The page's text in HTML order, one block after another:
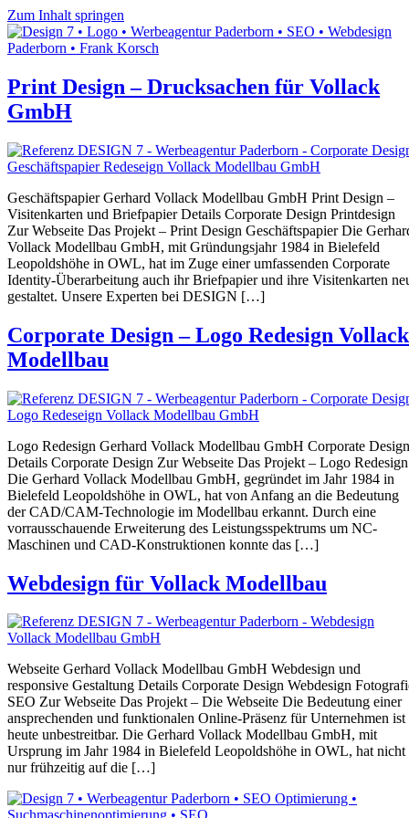
Zum Inhalt springen
Print Design – Drucksachen für Vollack
GmbH
Geschäftspapier Gerhard Vollack Modellbau GmbH Print Design –
Visitenkarten und Briefpapier Details Corporate Design Printdesign
Zur Webseite Das Projekt – Print Design Geschäftspapier Die
Vollack Modellbau GmbH, mit Gründungsjahr 1984 in Bielefeld
Leopoldshöhe in OWL, hat im Zuge einer umfassenden Corporate
Identity-Überarbeitung auch ihr Briefpapier und ihre Visitenkarten
gestaltet. Unsere Experten bei DESIGN […]
Corporate Design – Logo Redesign Vollack
Modellbau
Logo Redesign Gerhard Vollack Modellbau GmbH Corporate Design
Details Corporate Design Zur Webseite Das Projekt – Logo Redesign
Die Gerhard Vollack Modellbau GmbH, gegründet im Jahr 1984 in
Bielefeld Leopoldshöhe in OWL, hat von Anfang an die Bedeutung
der CAD/CAM-Technologie im Modellbau erkannt. Durch eine
vorrausschauende Erweiterung des Leistungsspektrums um NC-
Maschinen und CAD-Konstruktionen konnte das […]
Webdesign für Vollack Modellbau
Webseite Gerhard Vollack Modellbau GmbH Webdesign und
responsive Gestaltung Details Corporate Design Webdesign
SEO Zur Webseite Das Projekt – Die Webseite Die Bedeutung einer
ansprechenden und funktionalen Online-Präsenz für Unternehmen ist
heute unbestreitbar. Die Gerhard Vollack Modellbau GmbH, mit
Ursprung im Jahr 1984 in Bielefeld Leopoldshöhe in OWL, hat nicht
nur frühzeitig auf die […]